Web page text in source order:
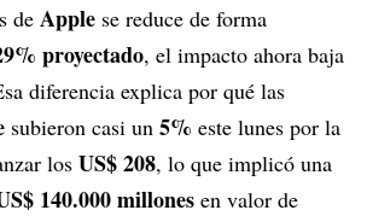
de Apple se reduce de forma
proyectado, el impacto ahora baja
diferencia explica por qué las
subieron casi un 5% este lunes por la
los US$ 208, lo que implicó una
140.000 millones en valor de